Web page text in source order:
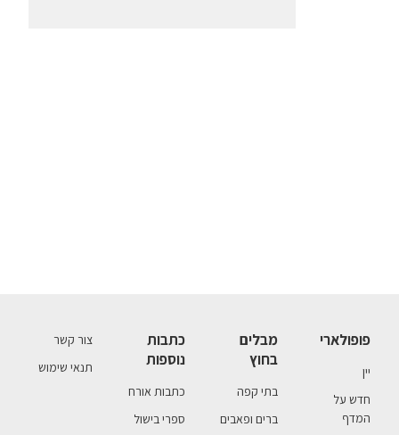
פופולארי
יין
חדש על
המדף
מבלים
בחוץ
בתי קפה
ברים ופאבים
כתבות
נוספות
כתבות אורח
ספרי בישול
צור קשר
תנאי שימוש